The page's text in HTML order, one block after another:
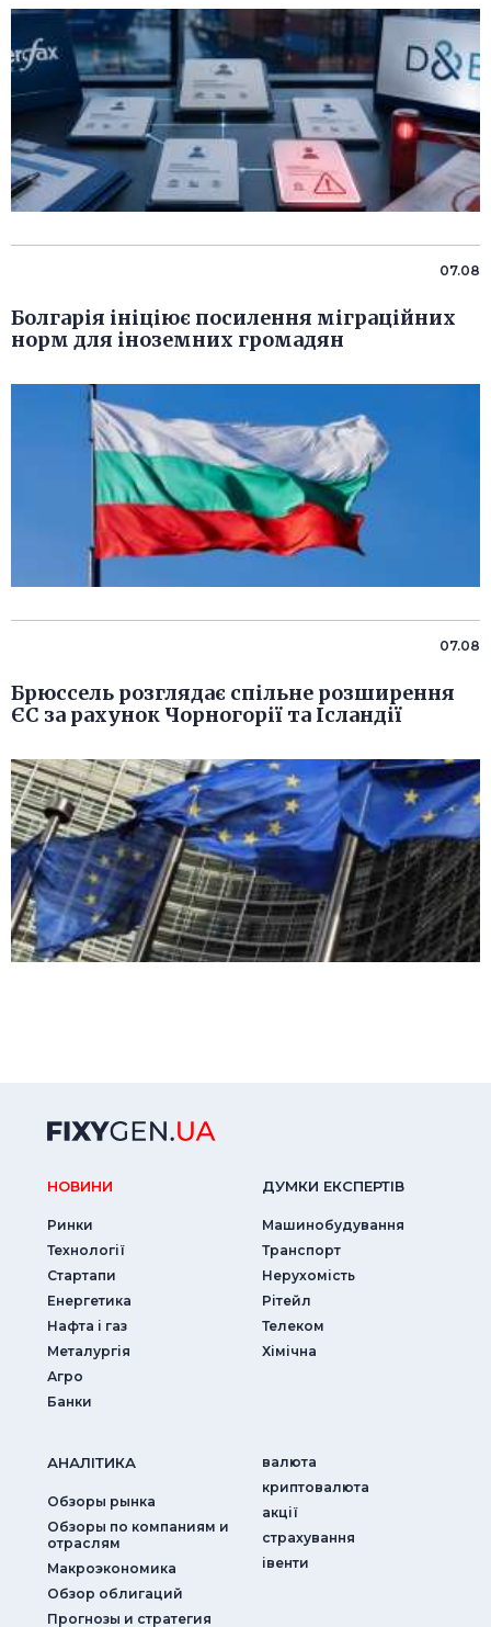
07.08
Болгарія ініціює посилення міграційних
норм для іноземних громадян
07.08
Брюссель розглядає спільне розширення
ЄС за рахунок Чорногорії та Ісландії
НОВИНИ
Ринки
Технології
Стартапи
Енергетика
Нафта і газ
Металургія
Агро
Банки
ДУМКИ ЕКСПЕРТIВ
Машинобудування
Транспорт
Нерухомість
Рітейл
Телеком
Хімічна
АНАЛIТИКА
Обзоры рынка
Обзоры по компаниям и
отраслям
Макроэкономика
Обзор облигаций
Прогнозы и стратегия
валюта
криптовалюта
акції
страхування
iвенти